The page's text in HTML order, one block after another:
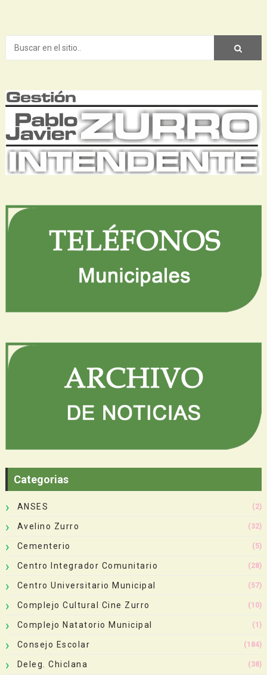
Categorias
ANSES (2)
Avelino Zurro (32)
Cementerio (5)
Centro Integrador Comunitario (28)
Centro Universitario Municipal (57)
Complejo Cultural Cine Zurro (10)
Complejo Natatorio Municipal (1)
Consejo Escolar (184)
Deleg. Chiclana (38)